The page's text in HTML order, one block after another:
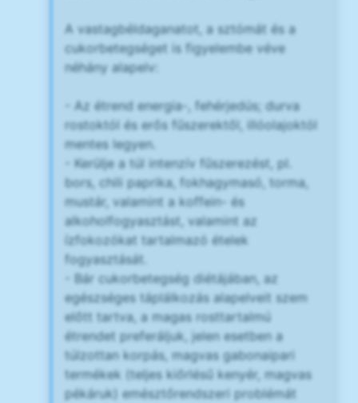
A vastagbéldaganatot, a sztómát és a
cukorbetegséget is figyelembe véve
néhány alapelv:
- Az étrend energia-, fehérjedús; durva
rostoktól és erős fűszerektől, illóolajoktól
mentes legyen.
- Kerülje a túl intenzív fűszerezést, pl.
bors, chili paprika, fokhagymasó, torma,
mustár, valamint a koffein- és
alkoholfogyasztást, valamint az
ízfokozókat tartalmazó ételek
fogyasztását.
- Bár cukorbetegség diétájában, az
egészséges táplálkozás alapelveit szem
előtt tartva, a magas rosttartalmú
étrendet preferáljuk, jelen esetben a
túlzottan korpás, magvas gabonaipari
termékek (teljes kiőrlésű kenyér, magvas
pékáruk) emésztőrendszeri problémát